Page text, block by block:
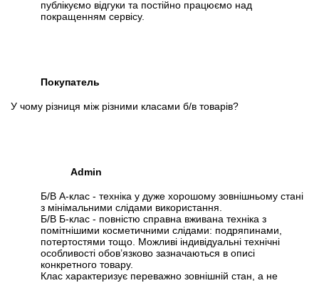
публікуємо відгуки та постійно працюємо над
покращенням сервісу.
Покупатель
У чому різниця між різними класами б/в товарів?
Admin
Б/В А-клас - техніка у дуже хорошому зовнішньому стані
з мінімальними слідами використання.
Б/В Б-клас - повністю справна вживана техніка з
помітнішими косметичними слідами: подряпинами,
потертостями тощо. Можливі індивідуальні технічні
особливості обов’язково зазначаються в описі
конкретного товару.
Клас характеризує переважно зовнішній стан, а не